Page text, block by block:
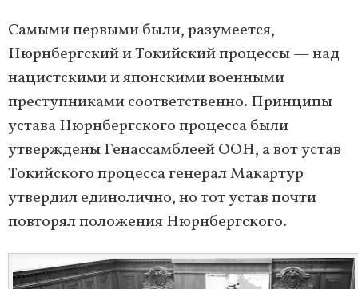
Самыми первыми были, разумеется,
Нюрнбергский и Токийский процессы — над
нацистскими и японскими военными
преступниками соответственно. Принципы
устава Нюрнбергского процесса были
утверждены Генассамблеей ООН, а вот устав
Токийского процесса генерал Макартур
утвердил единолично, но тот устав почти
повторял положения Нюрнбергского.